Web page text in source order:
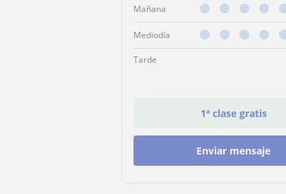
Mañana
Mediodía
Tarde
1ª clase gratis
Enviar mensaje